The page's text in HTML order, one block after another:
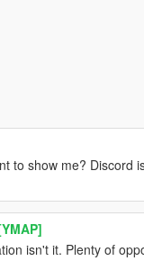
to show me? Discord
isn't it. Plenty of